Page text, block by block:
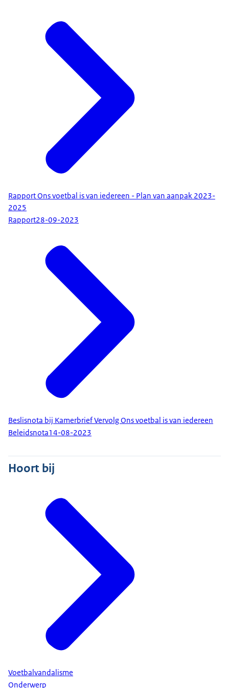
Rapport Ons voetbal is van iedereen - Plan van aanpak 2023-
2025
Rapport28-09-2023
Beslisnota bij Kamerbrief Vervolg Ons voetbal is van iedereen
Beleidsnota14-08-2023
Hoort bij
Voetbalvandalisme
Onderwerp